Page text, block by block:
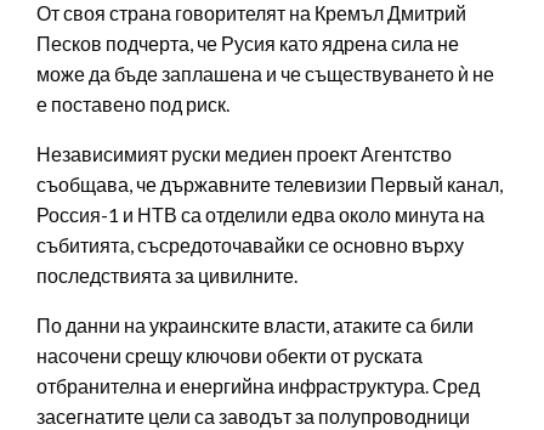
От своя страна говорителят на Кремъл Дмитрий
Песков подчерта, че Русия като ядрена сила не
може да бъде заплашена и че съществуването ѝ не
е поставено под риск.
Независимият руски медиен проект Агентство
съобщава, че държавните телевизии Первый канал,
Россия-1 и НТВ са отделили едва около минута на
събитията, съсредоточавайки се основно върху
последствията за цивилните.
По данни на украинските власти, атаките са били
насочени срещу ключови обекти от руската
отбранителна и енергийна инфраструктура. Сред
засегнатите цели са заводът за полупроводници